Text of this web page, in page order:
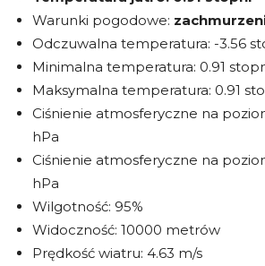
Warunki pogodowe:
Odczuwalna temperatura: -3.56
Minimalna temperatura: 0.91
Maksymalna temperatura: 0.91
Ciśnienie atmosferyczne na
hPa
Ciśnienie atmosferyczne na
hPa
Wilgotność: 95%
Widoczność: 10000 metrów
Prędkość wiatru: 4.63 m/s